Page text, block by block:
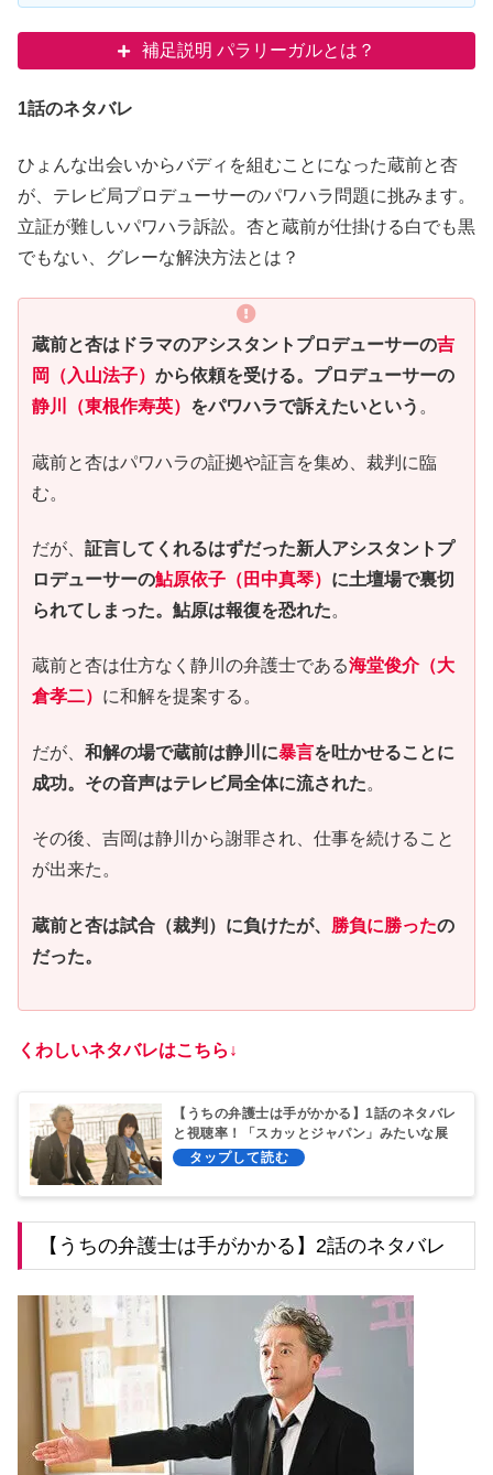
補足説明 パラリーガルとは？
1話のネタバレ
ひょんな出会いからバディを組むことになった蔵前と杏
が、テレビ局プロデューサーのパワハラ問題に挑みます。
立証が難しいパワハラ訴訟。杏と蔵前が仕掛ける白でも黒
でもない、グレーな解決方法とは？
蔵前と杏はドラマのアシスタントプロデューサーの吉
岡（入山法子） から依頼を受ける。プロデューサーの
静川（東根作寿英） をパワハラで訴えたいという 。
蔵前と杏はパワハラの証拠や証言を集め、裁判に臨
む。
だが、 証言してくれるはずだった新人アシスタントプ
ロデューサーの鮎原依子（田中真琴） に土壇場で裏切
られてしまった。鮎原は報復を恐れた。
蔵前と杏は仕方なく静川の弁護士である海堂俊介（大
倉孝二） に和解を提案する。
だが、 和解の場で蔵前は静川に暴言を吐かせることに
成功。その音声はテレビ局全体に流された。
その後、吉岡は静川から謝罪され、仕事を続けること
が出来た。
蔵前と杏は試合（裁判）に負けたが、 勝負に勝ったの
だった。
くわしいネタバレはこちら↓
【うちの弁護士は手がかかる】1話のネタバレ
と視聴率！「スカッとジャパン」みたいな展
開に賛否
【うちの弁護士は手がかかる】2話のネタバレ